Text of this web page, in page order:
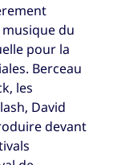
du
pour la
Berceau
les
David
devant